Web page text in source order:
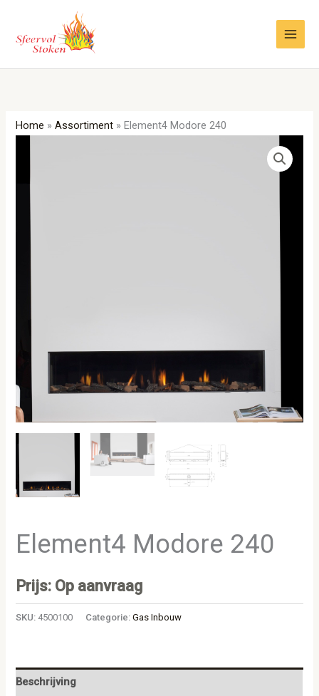
inhoud
Home »Assortiment » Element4 Modore 240
Element4 Modore 240
Prijs: Op aanvraag
SKU: 4500100 Categorie:Gas Inbouw
Beschrijving